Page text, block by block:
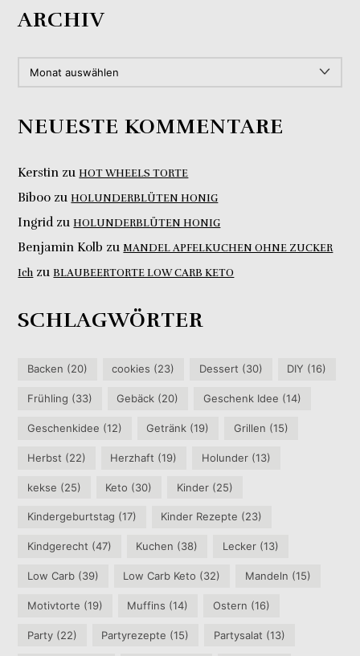
ARCHIV
NEUESTE KOMMENTARE
Kerstin zuHOT WHEELS TORTE
Biboo zuHOLUNDERBLÜTEN HONIG
IngridzuHOLUNDERBLÜTEN HONIG
Benjamin Kolb zuMANDEL APFELKUCHEN OHNE ZUCKER
Ich zuBLAUBEERTORTE LOW CARB KETO
SCHLAGWÖRTER
Backen (20) cookies (23) Dessert (30) DIY (16)
Frühling (33) Gebäck (20) Geschenk Idee (14)
Geschenkidee (12) Getränk (19) Grillen (15)
Herbst (22) Herzhaft (19) Holunder(13)
kekse (25) Keto (30) Kinder(25)
Kindergeburtstag (17) Kinder Rezepte (23)
Kindgerecht (47) Kuchen (38) Lecker(13)
Low Carb (39) Low Carb Keto (32) Mandeln (15)
Motivtorte (19) Muffins (14) Ostern (16)
Party (22) Partyrezepte (15) Partysalat (13)